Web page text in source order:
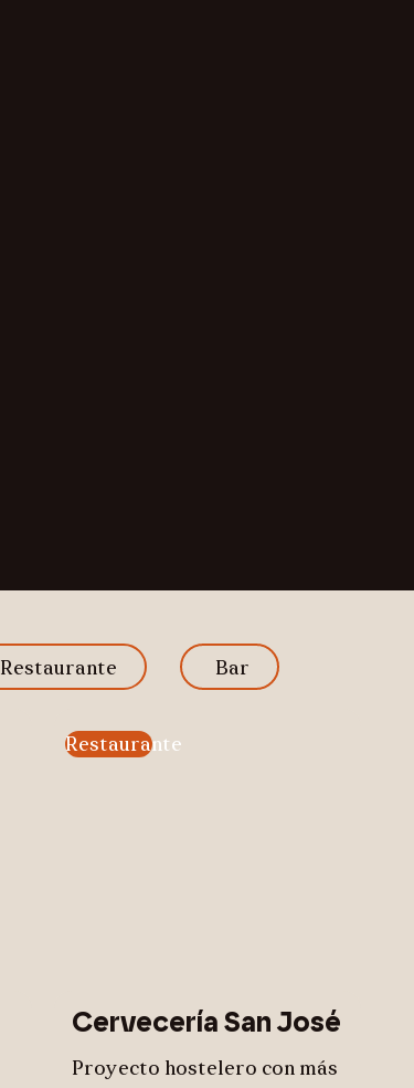
Restaurante Bar
Cervecería San José
Proyecto hostelero con más
Restaurante